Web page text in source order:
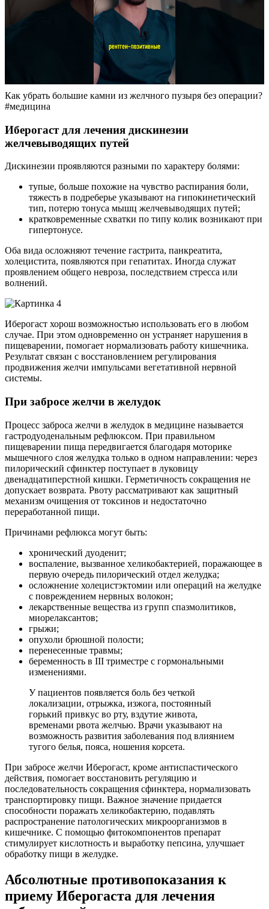
Как убрать большие камни из желчного пузыря без операции?
#медицина
Иберогаст для лечения дискинезии
желчевыводящих путей
Дискинезии проявляются разными по характеру болями:
тупые, больше похожие на чувство распирания боли,
тяжесть в подреберье указывают на гипокинетический
тип, потерю тонуса мышц желчевыводящих путей;
кратковременные схватки по типу колик возникают при
гипертонусе.
Оба вида осложняют течение гастрита, панкреатита,
холецистита, появляются при гепатитах. Иногда служат
проявлением общего невроза, последствием стресса или
волнений.
Иберогаст хорош возможностью использовать его в любом
случае. При этом одновременно он устраняет нарушения в
пищеварении, помогает нормализовать работу кишечника.
Результат связан с восстановлением регулирования
продвижения желчи импульсами вегетативной нервной
системы.
При забросе желчи в желудок
Процесс заброса желчи в желудок в медицине называется
гастродуоденальным рефлюксом. При правильном
пищеварении пища передвигается благодаря моторике
мышечного слоя желудка только в одном направлении: через
пилорический сфинктер поступает в луковицу
двенадцатиперстной кишки. Герметичность сокращения не
допускает возврата. Рвоту рассматривают как защитный
механизм очищения от токсинов и недостаточно
переработанной пищи.
Причинами рефлюкса могут быть:
хронический дуоденит;
воспаление, вызванное хеликобактерией, поражающее в
первую очередь пилорический отдел желудка;
осложнение холецистэктомии или операций на желудке
с повреждением нервных волокон;
лекарственные вещества из групп спазмолитиков,
миорелаксантов;
грыжи;
опухоли брюшной полости;
перенесенные травмы;
беременность в III триместре с гормональными
изменениями.
У пациентов появляется боль без четкой
локализации, отрыжка, изжога, постоянный
горький привкус во рту, вздутие живота,
временами рвота желчью. Врачи указывают на
возможность развития заболевания под влиянием
тугого белья, пояса, ношения корсета.
При забросе желчи Иберогаст, кроме антиспастического
действия, помогает восстановить регуляцию и
последовательность сокращения сфинктера, нормализовать
транспортировку пищи. Важное значение придается
способности поражать хеликобактерию, подавлять
распространение патологических микроорганизмов в
кишечнике. С помощью фитокомпонентов препарат
стимулирует кислотность и выработку пепсина, улучшает
обработку пищи в желудке.
Абсолютные противопоказания к
приему Иберогаста для лечения